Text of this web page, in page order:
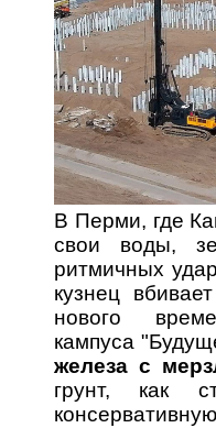
В Перми, где
свои воды,
ритмичных
кузнец
нового
кампуса
железа с
грунт, как